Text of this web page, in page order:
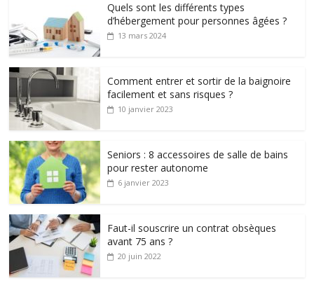
Quels sont les différents types
d’hébergement pour personnes âgées ?
13 mars 2024
Comment entrer et sortir de la baignoire
facilement et sans risques ?
10 janvier 2023
Seniors : 8 accessoires de salle de bains
pour rester autonome
6 janvier 2023
Faut-il souscrire un contrat obsèques
avant 75 ans ?
20 juin 2022